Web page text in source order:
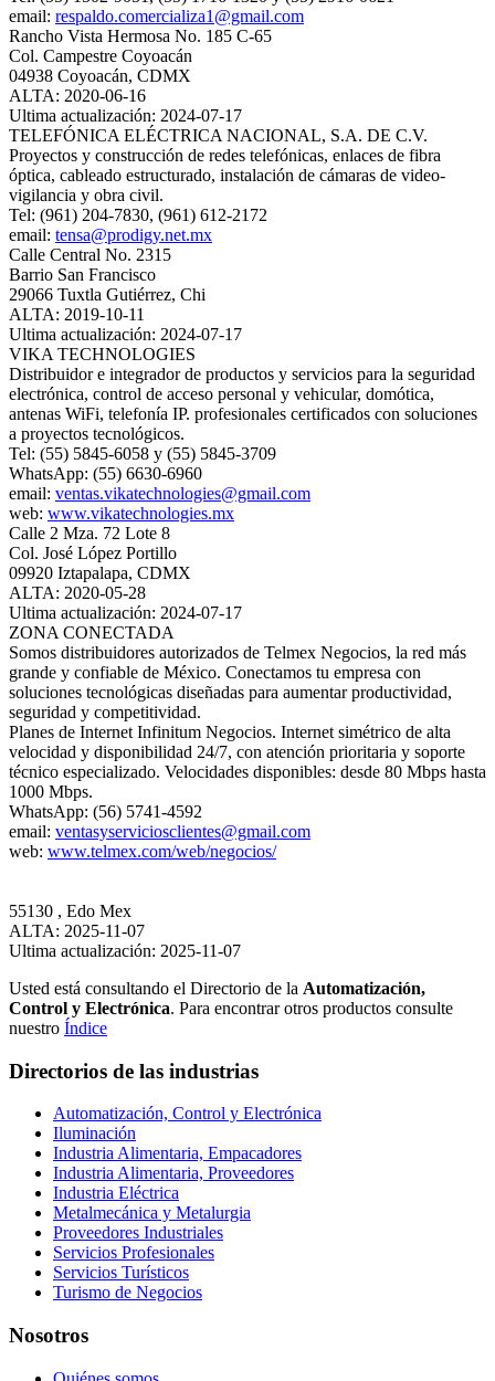
email: respaldo.comercializa1@gmail.com
Rancho Vista Hermosa No. 185 C-65
Col. Campestre Coyoacán
04938 Coyoacán, CDMX
ALTA: 2020-06-16
Ultima actualización: 2024-07-17
TELEFÓNICA ELÉCTRICA NACIONAL, S.A. DE C.V.
Proyectos y construcción de redes telefónicas, enlaces de fibra
óptica, cableado estructurado, instalación de cámaras de video-
vigilancia y obra civil.
Tel: (961) 204-7830, (961) 612-2172
email: tensa@prodigy.net.mx
Calle Central No. 2315
Barrio San Francisco
29066 Tuxtla Gutiérrez, Chi
ALTA: 2019-10-11
Ultima actualización: 2024-07-17
VIKA TECHNOLOGIES
Distribuidor e integrador de productos y servicios para la seguridad
electrónica, control de acceso personal y vehicular, domótica,
antenas WiFi, telefonía IP. profesionales certificados con soluciones
a proyectos tecnológicos.
Tel: (55) 5845-6058 y (55) 5845-3709
WhatsApp: (55) 6630-6960
email: ventas.vikatechnologies@gmail.com
web: www.vikatechnologies.mx
Calle 2 Mza. 72 Lote 8
Col. José López Portillo
09920 Iztapalapa, CDMX
ALTA: 2020-05-28
Ultima actualización: 2024-07-17
ZONA CONECTADA
Somos distribuidores autorizados de Telmex Negocios, la red más
grande y confiable de México. Conectamos tu empresa con
soluciones tecnológicas diseñadas para aumentar productividad,
seguridad y competitividad.
Planes de Internet Infinitum Negocios. Internet simétrico de alta
velocidad y disponibilidad 24/7, con atención prioritaria y soporte
técnico especializado. Velocidades disponibles: desde 80 Mbps hasta
1000 Mbps.
WhatsApp: (56) 5741-4592
email: ventasyserviciosclientes@gmail.com
web: www.telmex.com/web/negocios/
55130 , Edo Mex
ALTA: 2025-11-07
Ultima actualización: 2025-11-07
Usted está consultando el Directorio de la Automatización,
Control y Electrónica. Para encontrar otros productos consulte
nuestro Índice
Directorios de las industrias
Automatización, Control y Electrónica
Iluminación
Industria Alimentaria, Empacadores
Industria Alimentaria, Proveedores
Industria Eléctrica
Metalmecánica y Metalurgia
Proveedores Industriales
Servicios Profesionales
Servicios Turísticos
Turismo de Negocios
Nosotros